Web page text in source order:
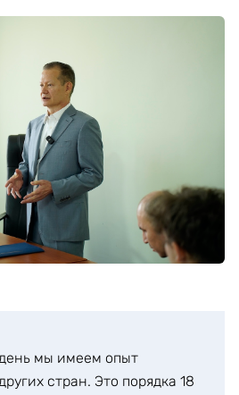
мы имеем опыт
стран. Это порядка 18